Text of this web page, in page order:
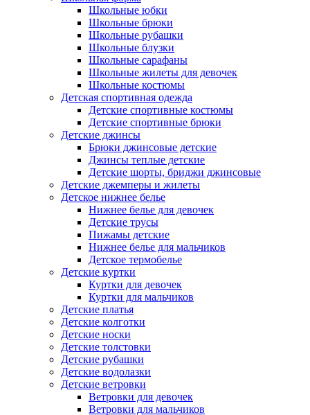
Школьные юбки
Школьные брюки
Школьные рубашки
Школьные блузки
Школьные сарафаны
Школьные жилеты для девочек
Школьные костюмы
Детская спортивная одежда
Детские спортивные костюмы
Детские спортивные брюки
Детские джинсы
Брюки джинсовые детские
Джинсы теплые детские
Детские шорты, бриджи джинсовые
Детские джемперы и жилеты
Детское нижнее белье
Нижнее белье для девочек
Детские трусы
Пижамы детские
Нижнее белье для мальчиков
Детское термобелье
Детские куртки
Куртки для девочек
Куртки для мальчиков
Детские платья
Детские колготки
Детские носки
Детские толстовки
Детские рубашки
Детские водолазки
Детские ветровки
Ветровки для девочек
Ветровки для мальчиков